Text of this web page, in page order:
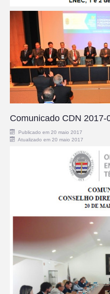
Comunicado CDN 2017-
Publicado em 20 maio 2017
Atualizado em 20 maio 2017